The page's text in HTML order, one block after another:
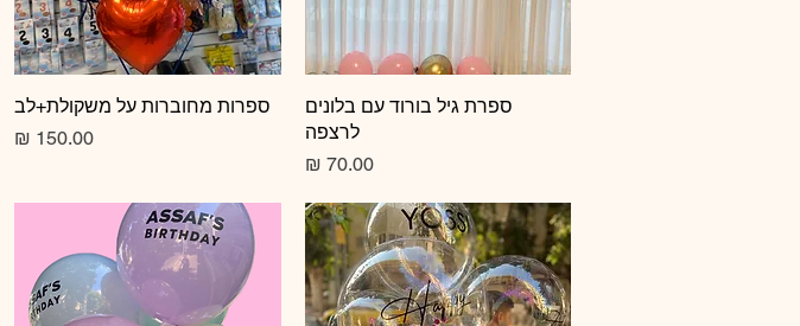
תצוגה מהירה
ספרת גיל בורוד עם בלונים
לרצפה
מחיר‏70.00 ‏₪
תצוגה מהירה
ספרות מחוברות על משקולת+לב
מחיר